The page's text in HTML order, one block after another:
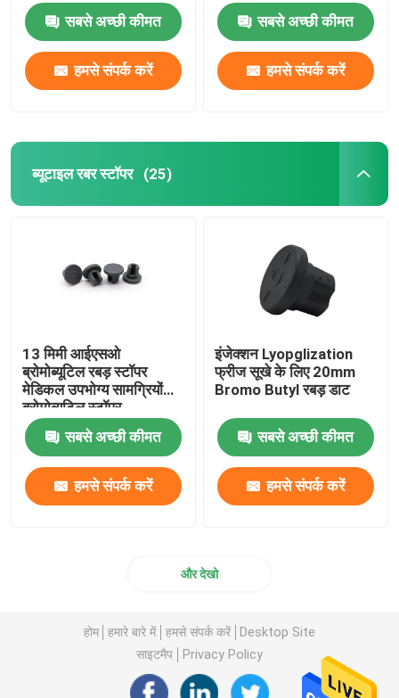
सबसे अच्छी कीमत
हमसे संपर्क करें
सबसे अच्छी कीमत
हमसे संपर्क करें
ब्यूटाइल रबर स्टॉपर (25)
13 मिमी आईएसओ
ब्रोमोब्यूटिल रबड़ स्टॉपर
मेडिकल उपभोग्य सामग्रियों
ब्रोमोब्यूटिल स्टॉपर
सबसे अच्छी कीमत
हमसे संपर्क करें
इंजेक्शन Lyopglization
फ्रीज सूखे के लिए 20mm
Bromo Butyl रबड़ डाट
सबसे अच्छी कीमत
हमसे संपर्क करें
और देखो
होम हमारे बारे में हमसे संपर्क करें
Desktop Site
साइटमैप
Privacy Policy